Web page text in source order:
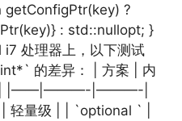
?
: std::nullopt; }
处理器上，以下测试
的差异： | 方案 | 内
本 | |——|———-|———-|
量级 | | `optional ` |